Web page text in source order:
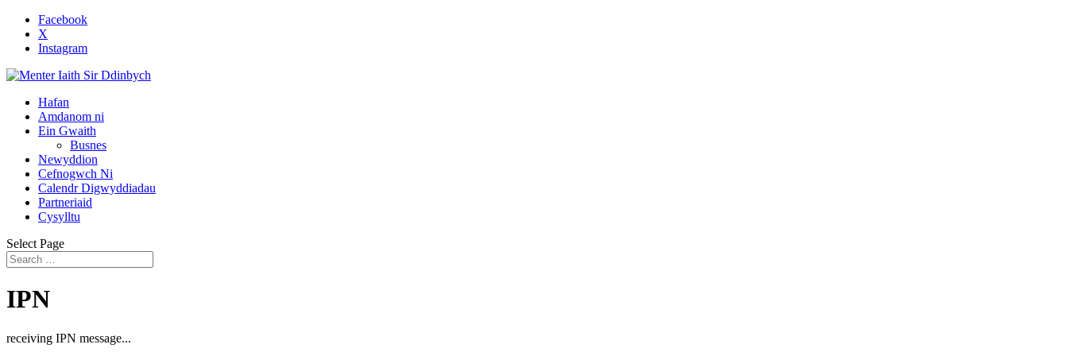
Facebook
X
Instagram
Hafan
Amdanom ni
Ein Gwaith
Busnes
Newyddion
Cefnogwch Ni
Calendr Digwyddiadau
Partneriaid
Cysylltu
Select Page
IPN
receiving IPN message...